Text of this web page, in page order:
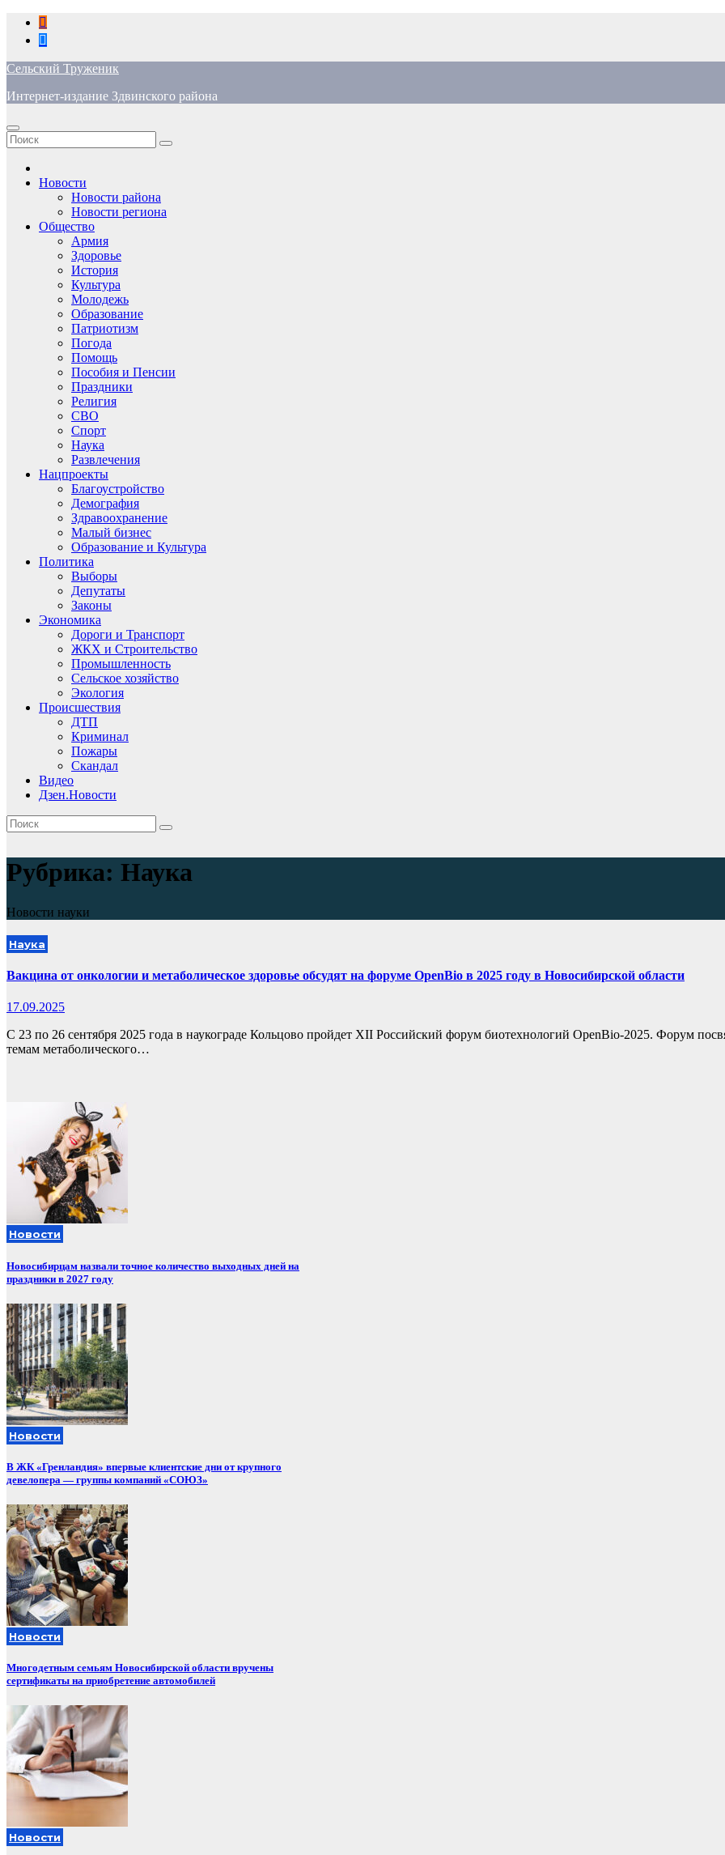
Перейти
содержимому
Сельский Труженик
Интернет-издание Здвинского района
Новости
Новости района
Новости региона
Общество
Армия
Здоровье
История
Культура
Молодежь
Образование
Патриотизм
Погода
Помощь
Пособия и Пенсии
Праздники
Религия
СВО
Спорт
Наука
Развлечения
Нацпроекты
Благоустройство
Демография
Здравоохранение
Малый бизнес
Образование и Культура
Политика
Выборы
Депутаты
Законы
Экономика
Дороги и Транспорт
ЖКХ и Строительство
Промышленность
Сельское хозяйство
Экология
Происшествия
ДТП
Криминал
Пожары
Скандал
Видео
Дзен.Новости
Рубрика: Наука
Новости науки
Наука
Вакцина от онкологии и метаболическое здоровье обсудят на форуме OpenBio в 2025 году в Новосибирской области
17.09.2025
С 23 по 26 сентября 2025 года в наукограде Кольцово пройдет XII Российский форум биотехнологий OpenBio-2025. Форум
темам метаболического…
Новости
Новосибирцам назвали точное количество выходных дней на
праздники в 2027 году
Новости
В ЖК «Гренландия» впервые клиентские дни от крупного
девелопера — группы компаний «СОЮЗ»
Новости
Многодетным семьям Новосибирской области вручены
сертификаты на приобретение автомобилей
Новости